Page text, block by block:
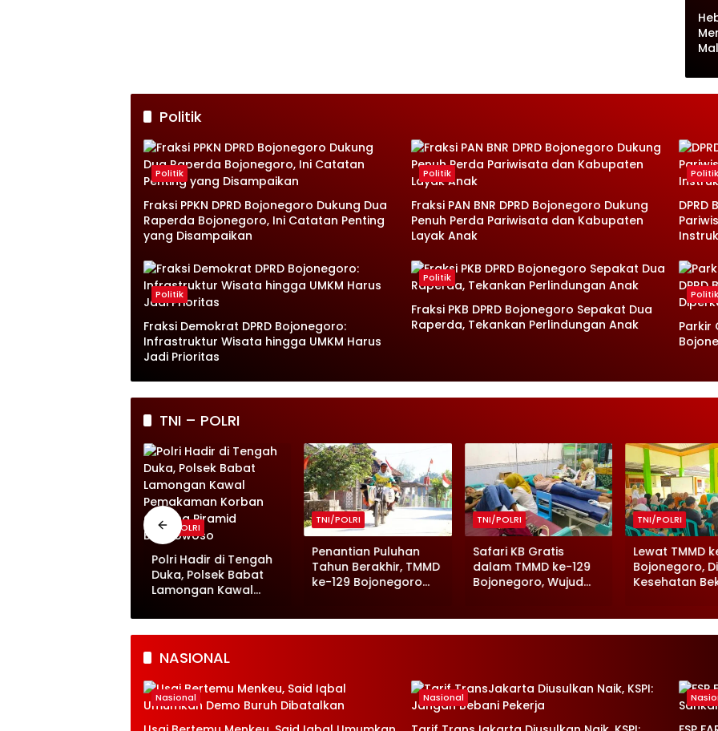
Politik
Politik
Fraksi PPKN DPRD Bojonegoro Dukung Dua
Raperda Bojonegoro, Ini Catatan Penting
yang Disampaikan
Politik
Fraksi PAN BNR DPRD Bojonegoro Dukung
Penuh Perda Pariwisata dan Kabupaten
Layak Anak
Politik
DPRD
Politik
Fraksi Demokrat DPRD Bojonegoro:
Infrastruktur Wisata hingga UMKM Harus
Jadi Prioritas
Politik
Fraksi PKB DPRD Bojonegoro Sepakat Dua
Raperda, Tekankan Perlindungan Anak
Politik
Parkir
TNI – POLRI
TNI/POLRI
Polri Hadir di Tengah
Duka, Polsek Babat
Lamongan Kawal
Gunung Piramid
Bondowoso
TNI/POLRI
Penantian Puluhan
Tahun Berakhir, TMMD
ke-129 Bojonegoro
TNI/POLRI
Safari KB Gratis
dalam TMMD ke-129
Bojonegoro, Wujud
TNI/POLRI
Lewat TMMD
Bojonegoro,
Kesehatan
NASIONAL
Nasional Nasional